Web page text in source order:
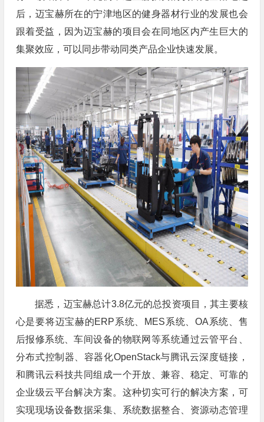
后，迈宝赫所在的宁津地区的健身器材行业的发展也会
跟着受益，因为迈宝赫的项目会在同地区内产生巨大的
集聚效应，可以同步带动同类产品企业快速发展。
据悉，迈宝赫总计3.8亿元的总投资项目，其主要核
心是要将迈宝赫的ERP系统、MES系统、OA系统、售
后报修系统、车间设备的物联网等系统通过云管平台、
分布式控制器、容器化OpenStack与腾讯云深度链接，
和腾讯云科技共同组成一个开放、兼容、稳定、可靠的
企业级云平台解决方案。这种切实可行的解决方案，可
实现现场设备数据采集、系统数据整合、资源动态管理